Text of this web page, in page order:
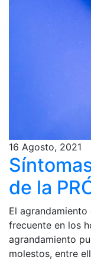
16 Agosto, 2021
de la
El
frecuente en los
agrandamiento
molestos, entre